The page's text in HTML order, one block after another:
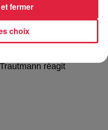
réagit
choix
fermer